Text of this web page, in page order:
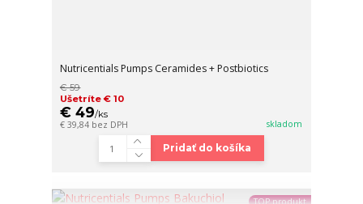
Nutricentials Pumps Ceramides + Postbiotics
€ 59
Ušetríte € 10
€ 49/ks
€ 39,84 bez DPH skladom
Pridať do košíka
TOP produkt